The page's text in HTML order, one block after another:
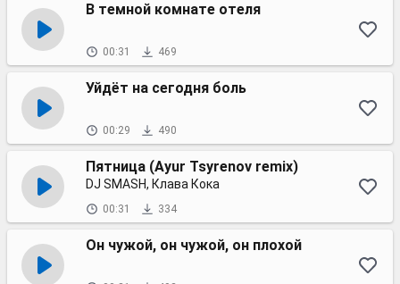
В темной комнате отеля
00:31 469
Уйдёт на сегодня боль
00:29 490
Пятница (Ayur Tsyrenov remix)
DJ SMASH, Клава Кока
00:31 334
Он чужой, он чужой, он плохой